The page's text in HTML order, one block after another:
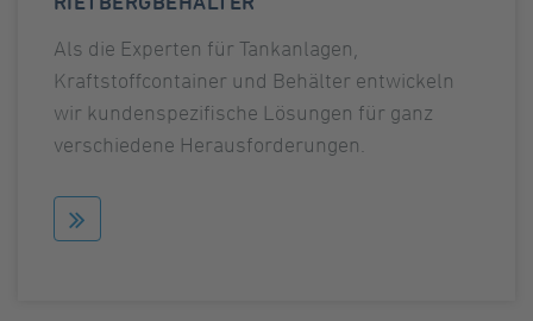
Als die Experten für Tankanlagen,
Kraftstoffcontainer und Behälter entwickeln
wir kundenspezifische Lösungen für ganz
verschiedene Herausforderungen.